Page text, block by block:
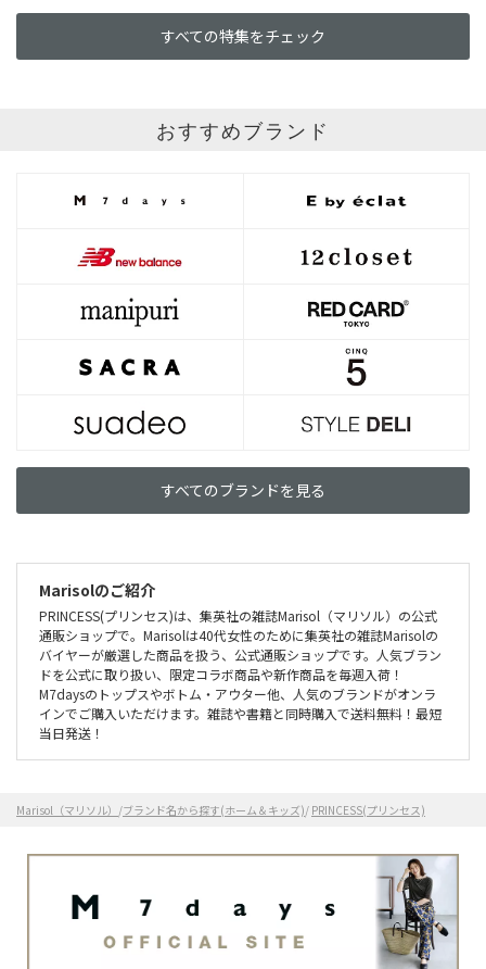
すべての特集をチェック
おすすめブランド
すべてのブランドを見る
Marisolのご紹介
PRINCESS(プリンセス)は、集英社の雑誌Marisol（マリソル）の公式
通販ショップで。Marisolは40代女性のために集英社の雑誌Marisolの
バイヤーが厳選した商品を扱う、公式通販ショップです。人気ブラン
ドを公式に取り扱い、限定コラボ商品や新作商品を毎週入荷！
M7daysのトップスやボトム・アウター他、人気のブランドがオンラ
インでご購入いただけます。雑誌や書籍と同時購入で送料無料！最短
当日発送！
Marisol（マリソル） /ブランド名から探す(ホーム＆キッズ)/ PRINCESS(プリンセス)